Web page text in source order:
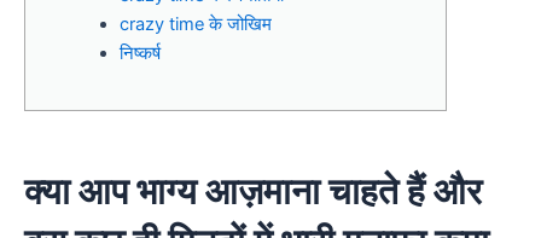
crazy time के जोखिम
निष्कर्ष
क्या आप भाग्य आज़माना चाहते हैं और